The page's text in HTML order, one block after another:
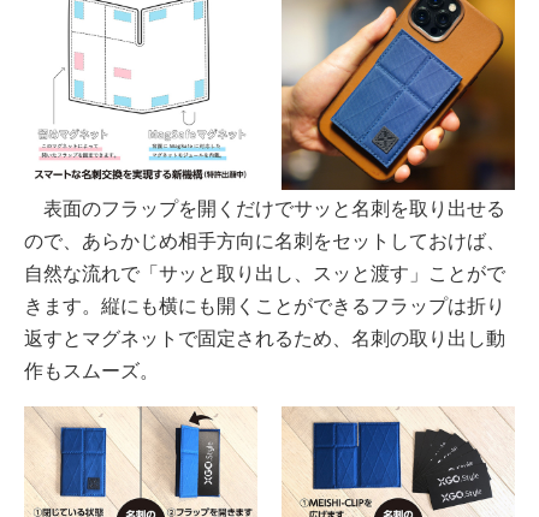
表面のフラップを開くだけでサッと名刺を取り出せる
ので、あらかじめ相手方向に名刺をセットしておけば、
自然な流れで「サッと取り出し、スッと渡す」ことがで
きます。縦にも横にも開くことができるフラップは折り
返すとマグネットで固定されるため、名刺の取り出し動
作もスムーズ。